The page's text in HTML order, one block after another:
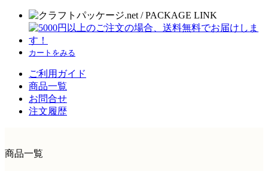
カートをみる
ご利用ガイド
商品一覧
お問合せ
注文履歴
商品一覧